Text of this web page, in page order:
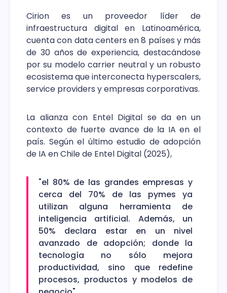
Cirion es un proveedor líder de
infraestructura digital en Latinoamérica,
cuenta con data centers en 8 países y más
de 30 años de experiencia, destacándose
por su modelo carrier neutral y un robusto
ecosistema que interconecta hyperscalers,
service providers y empresas corporativas.
La alianza con Entel Digital se da en un
contexto de fuerte avance de la IA en el
país. Según el último estudio de adopción
de IA en Chile de Entel Digital (2025),
"el 80% de las grandes empresas y
cerca del 70% de las pymes ya
utilizan alguna herramienta de
inteligencia artificial. Además, un
50% declara estar en un nivel
avanzado de adopción; donde la
tecnología no sólo mejora
productividad, sino que redefine
procesos, productos y modelos de